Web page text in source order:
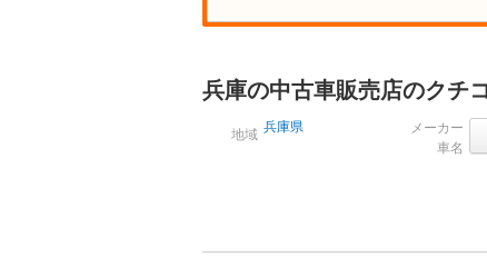
兵庫の中古車販売店のクチ
地域 兵庫県
メーカー
車名